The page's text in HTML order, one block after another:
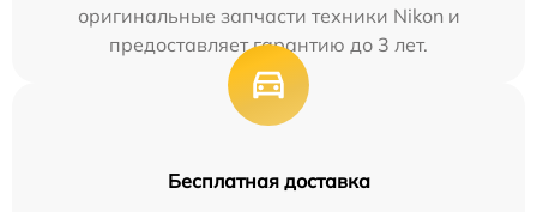
оригинальные запчасти техники Nikon и
предоставляет гарантию до 3 лет.
Бесплатная доставка